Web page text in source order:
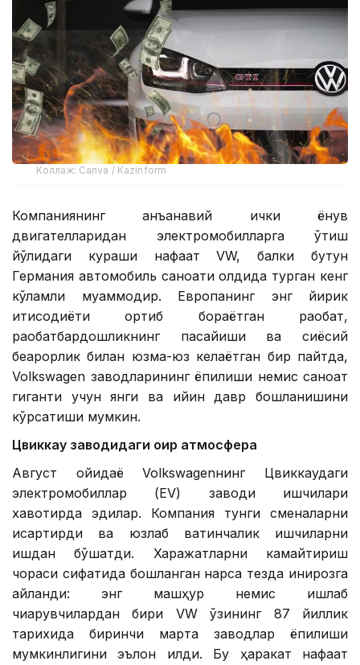
Коллаж: Canva / Kazinform
Компаниянинг анъанавий ички ёнув
двигателларидан электромобилларга ўтиш
йўлидаги кураши нафақат VW, балки бутун
Германия автомобиль саноати олдида турган кенг
кўламли муаммодир. Европанинг энг йирик
иқтисодиёти ортиб бораётган рақобат,
рақобатбардошликнинг пасайиши ва сиёсий
беқарорлик билан юзма-юз келаётган бир пайтда,
Volkswagen заводларининг ёпилиши немис саноат
гиганти учун янги ва қийин давр бошланишини
кўрсатиши мумкин.
Цвиккау заводидаги оғир атмосфера
Август ойидаёқ Volkswagenнинг Цвиккаудаги
электромобиллар (EV) заводи ишчилари
хавотирда эдилар. Компания тунги сменаларни
қисқартирди ва юзлаб вақтинчалик ишчиларни
ишдан бўшатди. Харажатларни камайтириш
чораси сифатида бошланган нарса тезда инқирозга
айланди: энг машҳур немис ишлаб
чиқарувчилардан бири VW ўзининг 87 йиллик
тарихида биринчи марта заводлар ёпилиши
мумкинлигини эълон қилди. Бу ҳаракат нафақат